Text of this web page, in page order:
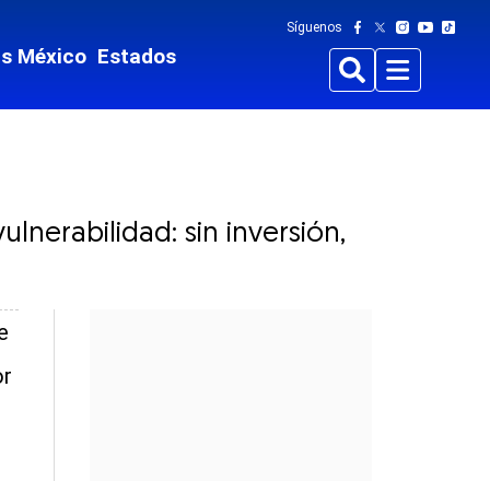
México Estados
Síguenos
BuscarMenu
sin inversión,